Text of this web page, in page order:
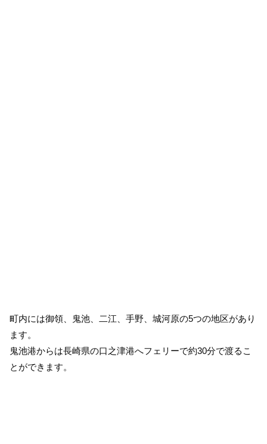
町内には御領、鬼池、二江、手野、城河原の5つの地区があり
ます。
鬼池港からは長崎県の口之津港へフェリーで約30分で渡るこ
とができます。